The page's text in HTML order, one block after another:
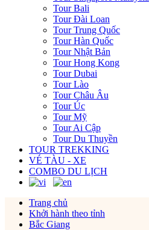
Tour Bali
Tour Đài Loan
Tour Trung Quốc
Tour Hàn Quốc
Tour Nhật Bản
Tour Hong Kong
Tour Dubai
Tour Lào
Tour Châu Âu
Tour Úc
Tour Mỹ
Tour Ai Cập
Tour Du Thuyền
TOUR TREKKING
VÉ TÀU - XE
COMBO DU LỊCH
Trang chủ
Khởi hành theo tỉnh
Bắc Giang